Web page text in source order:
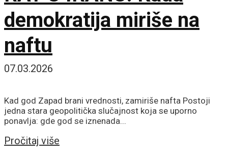
demokratija miriše na
naftu
07.03.2026
Kad god Zapad brani vrednosti, zamiriše nafta Postoji
jedna stara geopolitička slučajnost koja se uporno
ponavlja: gde god se iznenada...
Pročitaj više